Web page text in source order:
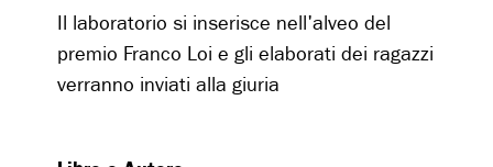
Il laboratorio si inserisce nell'alveo del
premio Franco Loi e gli elaborati dei ragazzi
verranno inviati alla giuria